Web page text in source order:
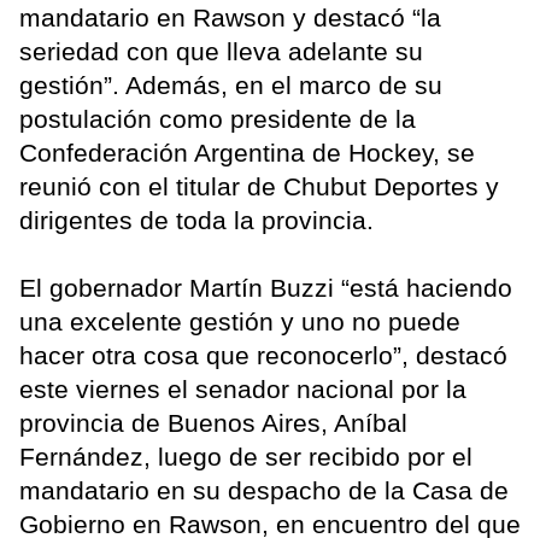
mandatario en Rawson y destacó “la
seriedad con que lleva adelante su
gestión”. Además, en el marco de su
postulación como presidente de la
Confederación Argentina de Hockey, se
reunió con el titular de Chubut Deportes y
dirigentes de toda la provincia.
El gobernador Martín Buzzi “está haciendo
una excelente gestión y uno no puede
hacer otra cosa que reconocerlo”, destacó
este viernes el senador nacional por la
provincia de Buenos Aires, Aníbal
Fernández, luego de ser recibido por el
mandatario en su despacho de la Casa de
Gobierno en Rawson, en encuentro del que